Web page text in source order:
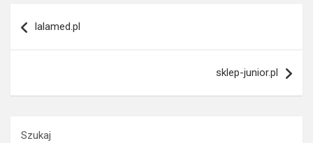
wpisu
lalamed.pl
sklep-junior.pl
Szukaj